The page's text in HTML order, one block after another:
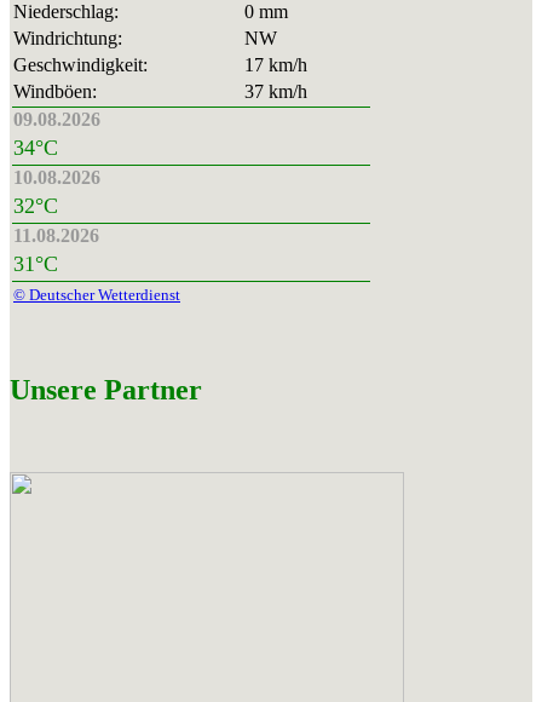
Niederschlag:
0 mm
Windrichtung:
NW
Geschwindigkeit:
17 km/h
Windböen:
37 km/h
09.08.2026
34°C
10.08.2026
32°C
11.08.2026
31°C
© Deutscher Wetterdienst
Unsere Partner